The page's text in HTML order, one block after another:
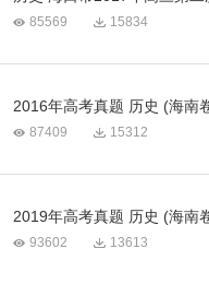
85569 15834
2016年高考真题 历史 (海南
87409 15312
2019年高考真题 历史 (海南
93602 13613